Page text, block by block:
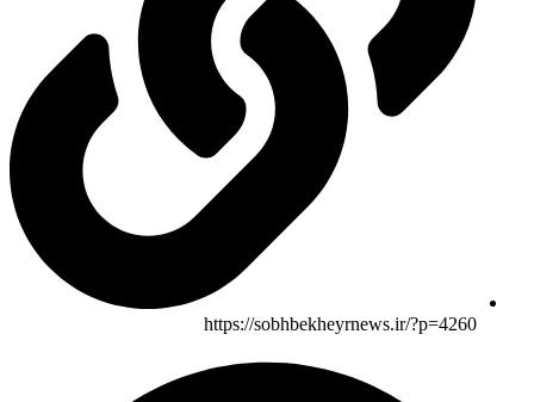
https://sobhbekheyrnews.ir/?p=4260